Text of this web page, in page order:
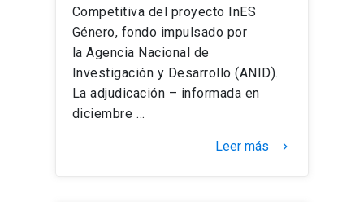
Competitiva del proyecto InES
Género, fondo impulsado por
la Agencia Nacional de
Investigación y Desarrollo (ANID).
La adjudicación – informada en
diciembre …
Leer más keyboard_arrow_right